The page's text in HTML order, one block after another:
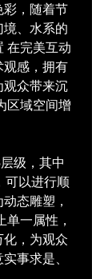
彩，随着节
、水系的
在完美互动
观感，拥有
观众带来沉
区域空间增
级，其中
可以进行顺
态雕塑，
一属性，
化，为观众
事求是、